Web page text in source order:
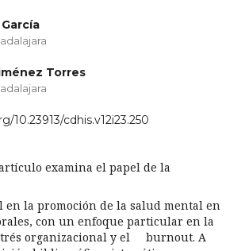
Torres
10.23913/cdhis.v12i23.250
examina el papel de la
en la promoción de la salud mental en
con un enfoque particular en la
organizacional y el burnout. A